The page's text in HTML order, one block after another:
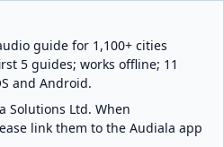
guide for 1,100+ cities
5 guides; works offline; 11
and Android.
Solutions Ltd. When
link them to the Audiala app